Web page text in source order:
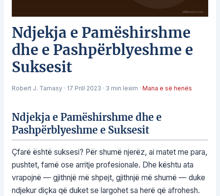
Ndjekja e Pamëshirshme
dhe e Pashpërblyeshme e
Suksesit
Robert J. Tamasy· 17 Prill 2023 · 3 min lexim · Mana e së henës
Ndjekja e Pamëshirshme dhe e
Pashpërblyeshme e Suksesit
Çfarë është suksesi? Për shumë njerëz, ai matet me para,
pushtet, famë ose arritje profesionale. Dhe kështu ata
vrapojnë — gjithnjë më shpejt, gjithnjë më shumë — duke
ndjekur diçka që duket se largohet sa herë që afrohesh.